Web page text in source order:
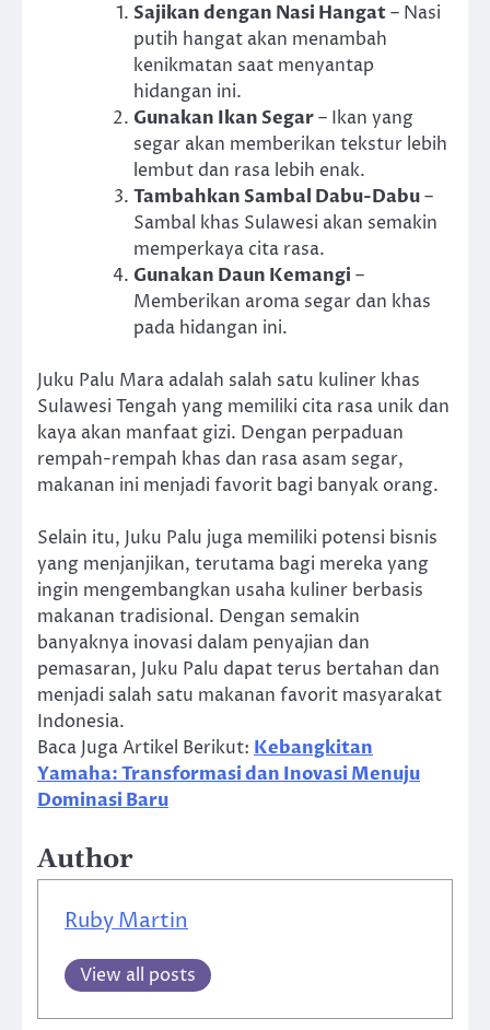
Sajikan dengan Nasi Hangat– Nasi
putih hangat akan menambah
kenikmatan saat menyantap
hidangan ini.
Gunakan Ikan Segar– Ikan yang
segar akan memberikan tekstur lebih
lembut dan rasa lebih enak.
Tambahkan Sambal Dabu-Dabu–
Sambal khas Sulawesi akan semakin
memperkaya cita rasa.
Gunakan Daun Kemangi –
Memberikan aroma segar dan khas
pada hidangan ini.
Juku Palu Mara adalah salah satu kuliner khas
Sulawesi Tengah yang memiliki cita rasa unik dan
kaya akan manfaat gizi. Dengan perpaduan
rempah-rempah khas dan rasa asam segar,
makanan ini menjadi favorit bagi banyak orang.
Selain itu, Juku Palu juga memiliki potensi bisnis
yang menjanjikan, terutama bagi mereka yang
ingin mengembangkan usaha kuliner berbasis
makanan tradisional. Dengan semakin
banyaknya inovasi dalam penyajian dan
pemasaran, Juku Palu dapat terus bertahan dan
menjadi salah satu makanan favorit masyarakat
Indonesia.
Baca Juga Artikel Berikut: Kebangkitan
Yamaha: Transformasi dan Inovasi Menuju
Dominasi Baru
Author
Ruby Martin
View all posts